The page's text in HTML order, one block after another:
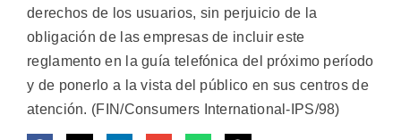
derechos de los usuarios, sin perjuicio de la
obligación de las empresas de incluir este
reglamento en la guía telefónica del próximo período
y de ponerlo a la vista del público en sus centros de
atención. (FIN/Consumers International-IPS/98)